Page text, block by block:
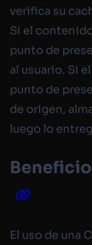
verifica su
Si el
punto de
al usuario. Si
punto de
de origen,
luego lo
El uso de una